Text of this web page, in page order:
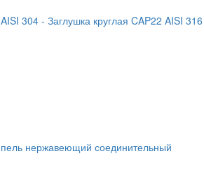
304- Заглушка круглая CAP22 AISI 316
нержавеющий соединительный